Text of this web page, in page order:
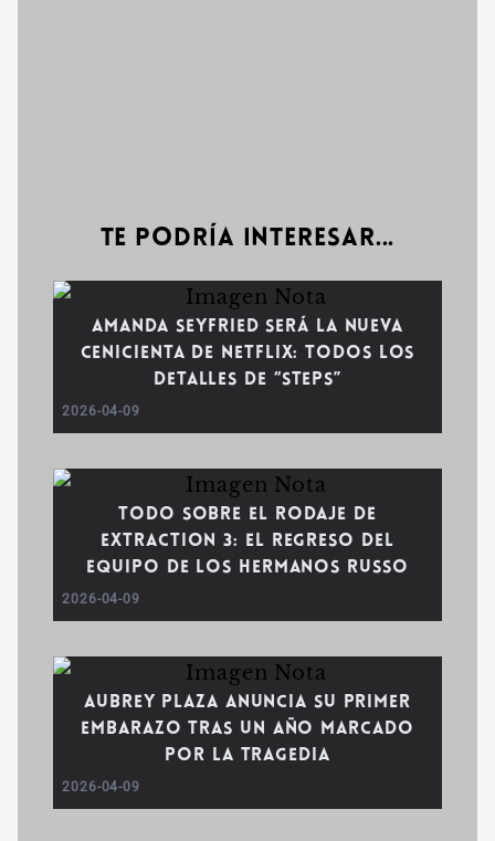
Te podría interesar...
Amanda Seyfried será la nueva
Cenicienta de Netflix: Todos los
detalles de “Steps”
2026-04-09
Todo sobre el rodaje de
Extraction 3: El regreso del
equipo de los hermanos Russo
2026-04-09
Aubrey Plaza anuncia su primer
embarazo tras un año marcado
por la tragedia
2026-04-09